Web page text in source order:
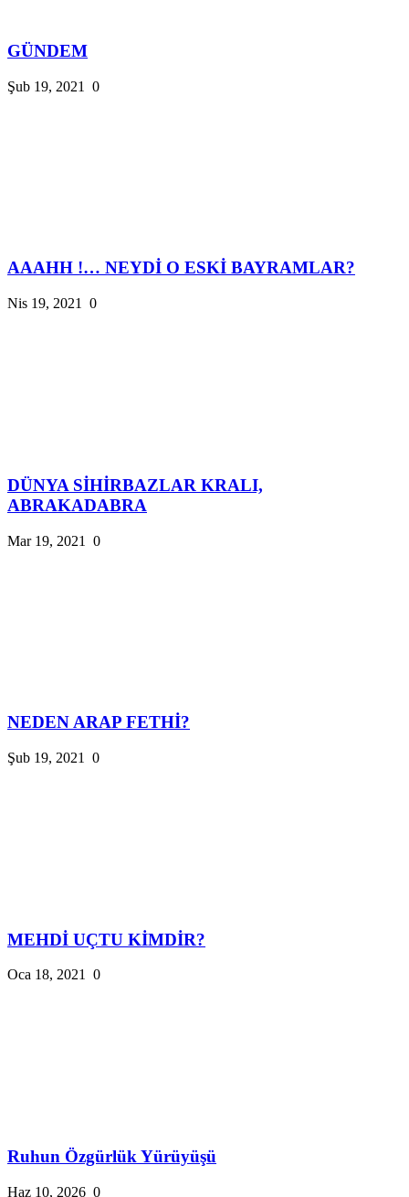
GÜNDEM
Şub 19, 2021 0
AAAHH !… NEYDİ O ESKİ BAYRAMLAR?
Nis 19, 2021 0
DÜNYA SİHİRBAZLAR KRALI,
ABRAKADABRA
Mar 19, 2021 0
NEDEN ARAP FETHİ?
Şub 19, 2021 0
MEHDİ UÇTU KİMDİR?
Oca 18, 2021 0
Ruhun Özgürlük Yürüyüşü
Haz 10, 2026 0